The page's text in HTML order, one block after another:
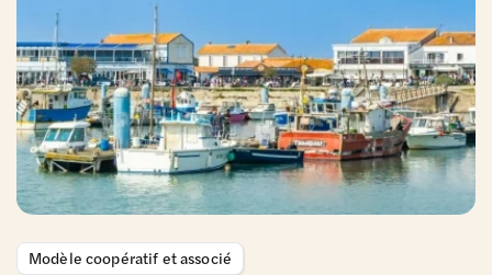
Modèle coopératif et associé